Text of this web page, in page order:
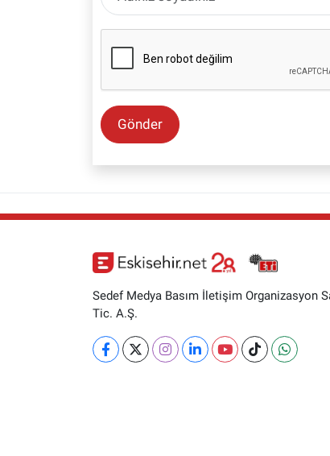
Gönder
Sedef Medya Basım İletişim Organizasyon
Tic. A.Ş.